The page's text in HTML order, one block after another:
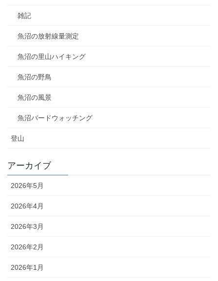
雑記
魚沼の放射線量測定
魚沼の里山ハイキング
魚沼の野鳥
魚沼の風景
魚沼バードウォッチング
登山
アーカイブ
2026年5月
2026年4月
2026年3月
2026年2月
2026年1月